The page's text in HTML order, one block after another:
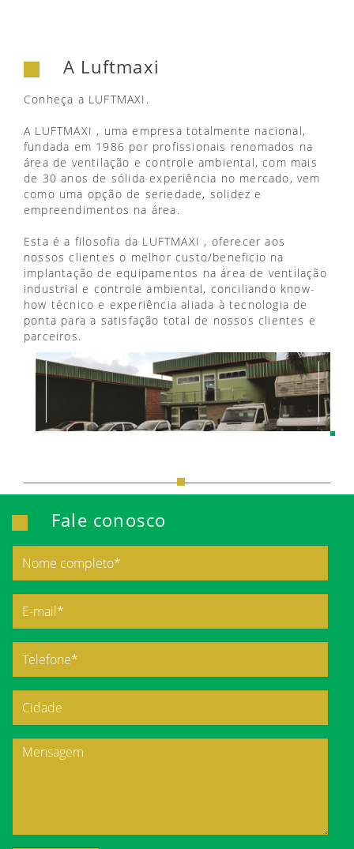
A Luftmaxi
Conheça a LUFTMAXI.
A LUFTMAXI , uma empresa totalmente nacional,
fundada em 1986 por profissionais renomados na
área de ventilação e controle ambiental, com mais
de 30 anos de sólida experiência no mercado, vem
como uma opção de seriedade, solidez e
empreendimentos na área.
Esta é a filosofia da LUFTMAXI , oferecer aos
nossos clientes o melhor custo/beneficio na
implantação de equipamentos na área de ventilação
industrial e controle ambiental, conciliando know-
how técnico e experiência aliada à tecnologia de
ponta para a satisfação total de nossos clientes e
parceiros.
Fale conosco